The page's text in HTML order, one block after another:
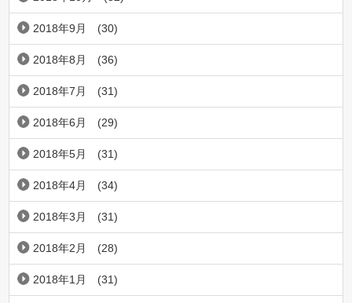
2018年9月 (30)
2018年8月 (36)
2018年7月 (31)
2018年6月 (29)
2018年5月 (31)
2018年4月 (34)
2018年3月 (31)
2018年2月 (28)
2018年1月 (31)